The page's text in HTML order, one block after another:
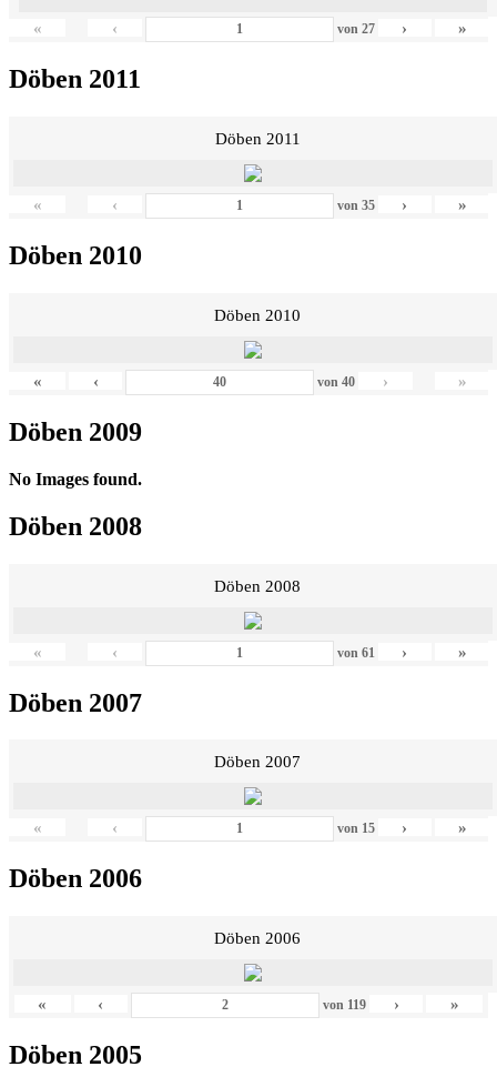
« ‹ von 27 › »
Döben 2011
Döben 2011
« ‹ von 35 › »
Döben 2010
Döben 2010
« ‹ von40 › »
Döben 2009
No Images found.
Döben 2008
Döben 2008
« ‹ von 61 › »
Döben 2007
Döben 2007
« ‹ von 15 › »
Döben 2006
Döben 2006
« ‹ von 119 › »
Döben 2005